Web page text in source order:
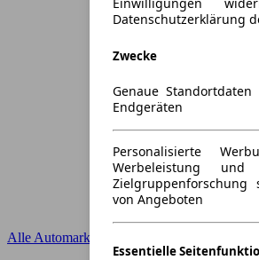
Alle Automarken
Einwilligungen
Datenschutzerklärung
Zwecke
Genaue
Endgeräten
Personalisierte
Werbeleistung
Zielgruppenforschung
von Angeboten
Essentielle